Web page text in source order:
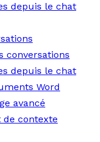
depuis le chat
conversations
depuis le chat
Word
avancé
de contexte